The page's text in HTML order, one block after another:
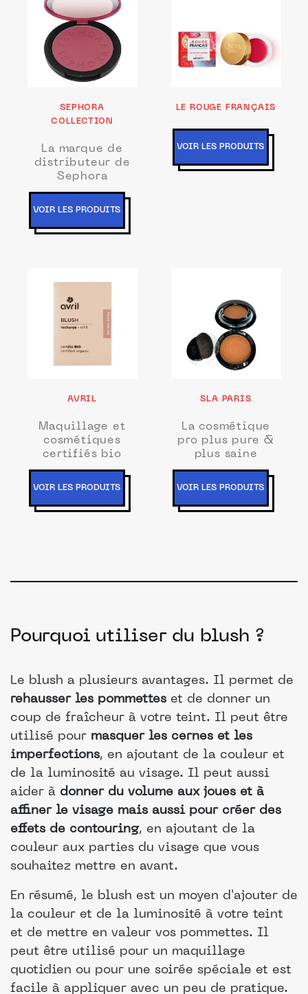
SEPHORA
COLLECTION
La marque de
distributeur de
Sephora
VOIR LES PRODUITS
LE ROUGE FRANÇAIS
VOIR LES PRODUITS
AVRIL
Maquillage et
cosmétiques
certifiés bio
VOIR LES PRODUITS
SLA PARIS
La cosmétique
pro plus pure &
plus saine
VOIR LES PRODUITS
Pourquoi utiliser du blush ?
Le blush a plusieurs avantages. Il permet de
rehausser les pommettes et de donner un
coup de fraîcheur à votre teint. Il peut être
utilisé pour masquer les cernes et les
imperfections, en ajoutant de la couleur et
de la luminosité au visage. Il peut aussi
aider à donner du volume aux joues et à
affiner le visage mais aussi pour créer des
effets de contouring, en ajoutant de la
couleur aux parties du visage que vous
souhaitez mettre en avant.
En résumé, le blush est un moyen d'ajouter de
la couleur et de la luminosité à votre teint
et de mettre en valeur vos pommettes. Il
peut être utilisé pour un maquillage
quotidien ou pour une soirée spéciale et est
facile à appliquer avec un peu de pratique.